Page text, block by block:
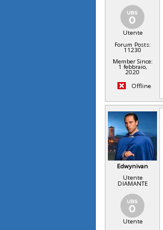
Utente
Forum Posts:
11230
Member Since:
1 febbraio,
2020
Offline
Edwynivan
Utente
DIAMANTE
Utente